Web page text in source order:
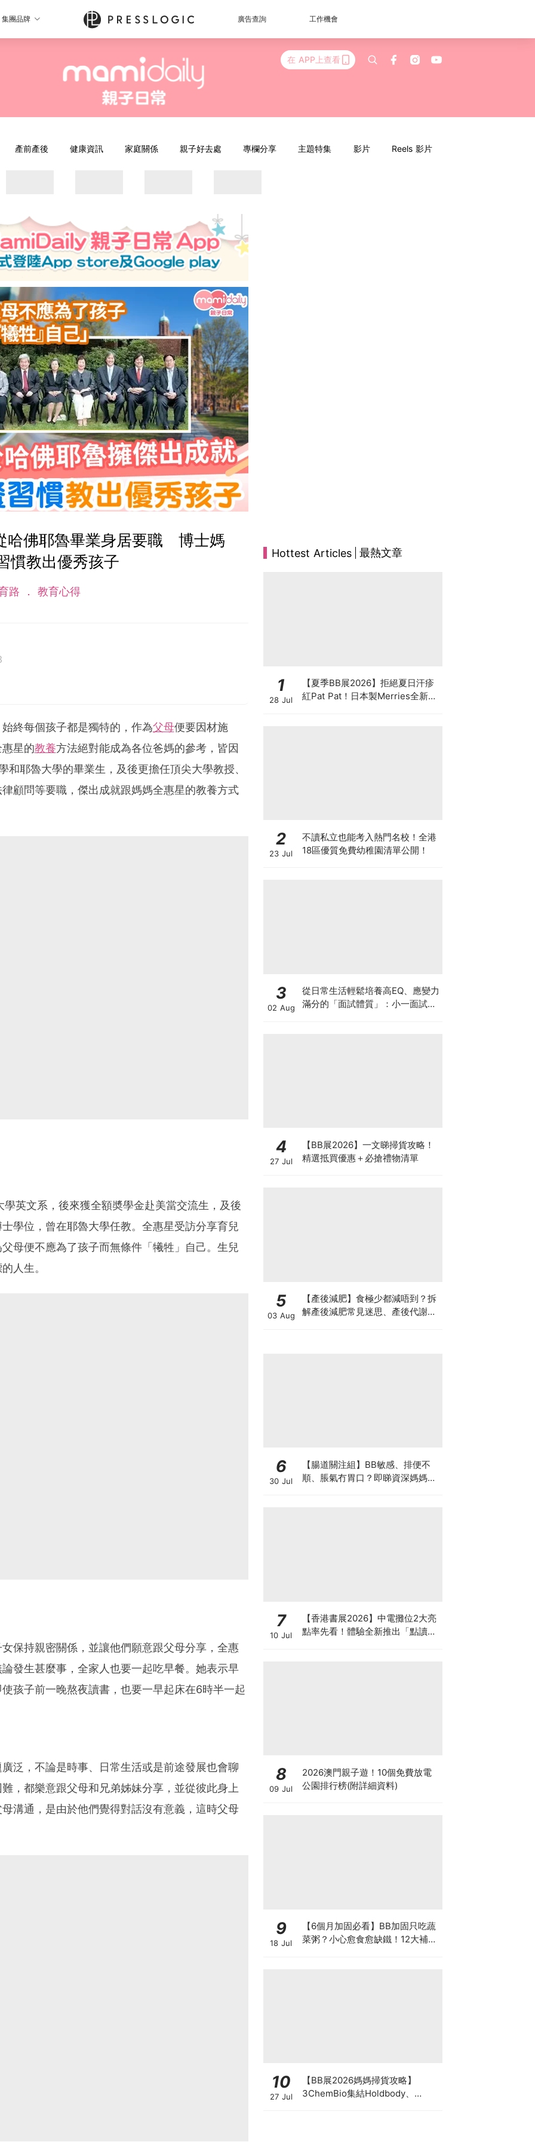
集團品牌 廣告查詢 工作機會
在 APP上查看
產前產後 健康資訊 家庭關係 親子好去處 專欄分享 主題特集 影片 Reels 影片
哈佛耶魯畢業身居要職 博士媽
慣教出優秀孩子
路 教育心得
終每個孩子都是獨特的，作為父母便要因材施
星的教養方法絕對能成為各位爸媽的參考，皆因
和耶魯大學的畢業生，及後更擔任頂尖大學教授、
顧問等要職，傑出成就跟媽媽全惠星的教養方式
英文系，後來獲全額奬學金赴美當交流生，及後
學位，曾在耶魯大學任教。全惠星受訪分享育兒
母便不應為了孩子而無條件「犧牲」自己。生兒
人生。
保持親密關係，並讓他們願意跟父母分享，全惠
發生甚麼事，全家人也要一起吃早餐。她表示早
孩子前一晚熬夜讀書，也要一早起床在6時半一起
泛，不論是時事、日常生活或是前途發展也會聊
，都樂意跟父母和兄弟姊妹分享，並從彼此身上
溝通，是由於他們覺得對話沒有意義，這時父母
Hottest Articles 最熱文章
1
28 Jul
【夏季BB展2026】拒絕夏日汗疹
紅Pat Pat！日本製Merries全新超
2
23 Jul
不讀私立也能考入熱門名校！全港
18區優質免費幼稚園清單公開！
3
02 Aug
從日常生活輕鬆培養高EQ、應變力
滿分的「面試體質」：小一面試最
4
27 Jul
【BB展2026】一文睇掃貨攻略！
精選抵買優惠＋必搶禮物清單
5
03 Aug
【產後減肥】食極少都減唔到？拆
解產後減肥常見迷思、產後代謝、
6
30 Jul
【腸道關注組】BB敏感、排便不
順、脹氣冇胃口？即睇資深媽媽分
7
10 Jul
【香港書展2026】中電攤位2大亮
點率先看！體驗全新推出「點讀故
8
09 Jul
2026澳門親子遊！10個免費放電
公園排行榜(附詳細資料)
9
18 Jul
【6個月加固必看】BB加固只吃蔬
菜粥？小心愈食愈缺鐵！12大補鐵
10
27 Jul
【BB展2026媽媽掃貨攻略】
3ChemBio集結Holdbody、